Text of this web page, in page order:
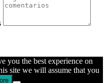
you the best experience on
site we will assume that you